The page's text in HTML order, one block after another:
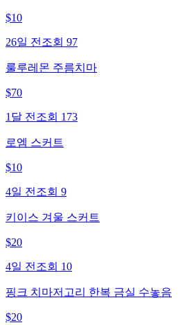
$10
26일 전 조회 97
룰루레몬 주름치마
$70
1달 전 조회 173
로엠 스커트
$10
4일 전 조회 9
키이스 겨울 스커트
$20
4일 전 조회 10
핑크 치마저고리 한복 금실 수놓음
$20